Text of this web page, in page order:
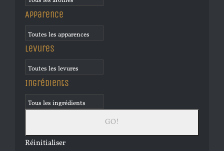
Apparence
Levures
Ingrédients
Réinitialiser